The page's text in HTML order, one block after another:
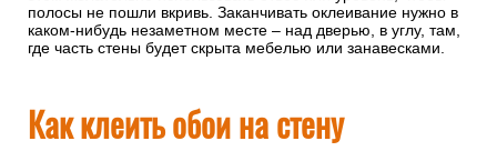
полосы не пошли вкривь. Заканчивать оклеивание нужно в
каком-нибудь незаметном месте – над дверью, в углу, там,
где часть стены будет скрыта мебелью или занавесками.
Как клеить обои на стену